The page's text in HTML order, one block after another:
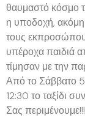
θαυμαστό κόσμο
η υποδοχή,
τους
υπέροχα παιδιά
τίμησαν με την
Από το Σάββατο
12:30 το ταξίδι
Σας περιμένουμε!!!